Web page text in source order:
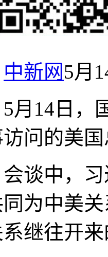
中新网5月
14日，国
访问的美
中，习近
为中美
继往开